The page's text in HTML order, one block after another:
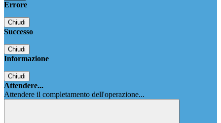
Errore
Chiudi
Successo
Chiudi
Informazione
Chiudi
Attendere...
Attendere il completamento dell'operazione...